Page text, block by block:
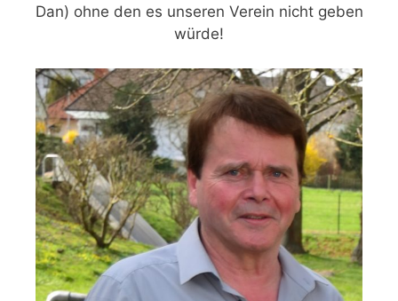
Dan) ohne den es unseren Verein nicht geben
würde!